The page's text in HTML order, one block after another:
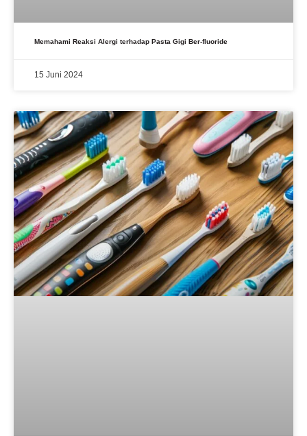
Memahami Reaksi Alergi terhadap Pasta Gigi Ber-fluoride
15 Juni 2024